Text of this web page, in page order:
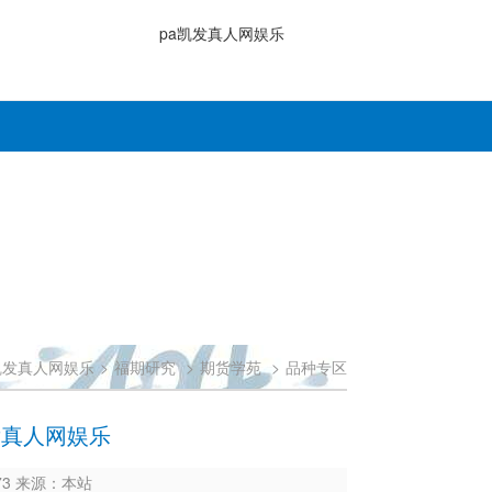
pa凯发真人网娱乐
真人网娱乐 > 福期研究 > 期货学苑 > 品种专区
人网娱乐
来源：本站